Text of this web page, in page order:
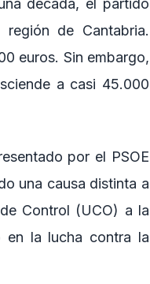
década, el partido
de Cantabria.
euros. Sin embargo,
a casi 45.000
por el PSOE
una causa distinta a
Control (UCO) a la
en la lucha contra la